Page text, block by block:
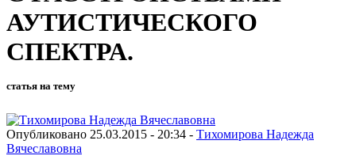
АУТИСТИЧЕСКОГО
СПЕКТРА.
статья на тему
Опубликовано 25.03.2015 - 20:34 - Тихомирова Надежда
Вячеславовна